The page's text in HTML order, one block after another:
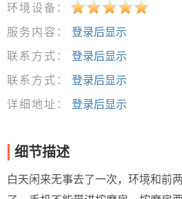
环境设备：
服务内容：
登录后显示
联系方式：
登录后显示
联系方式：
登录后显示
详细地址：
登录后显示
细节描述
白天闲来无事去了一次，环境和前